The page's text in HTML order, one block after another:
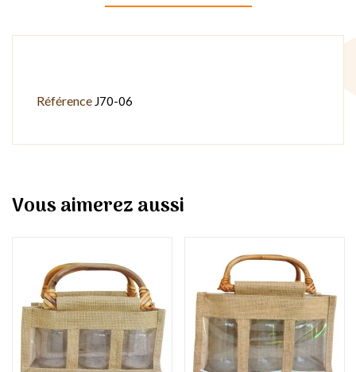
Référence J70-06
Vous aimerez aussi